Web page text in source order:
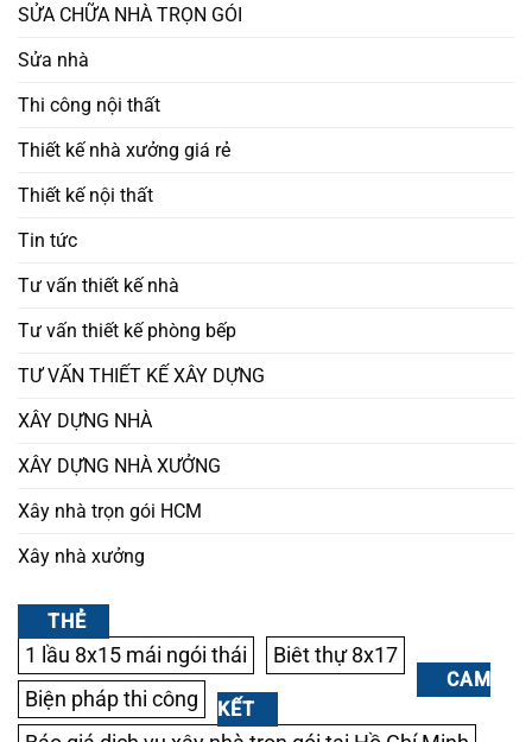
SỬA CHỮA NHÀ TRỌN GÓI
Sửa nhà
Thi công nội thất
Thiết kế nhà xưởng giá rẻ
Thiết kế nội thất
Tin tức
Tư vấn thiết kế nhà
Tư vấn thiết kế phòng bếp
TƯ VẤN THIẾT KẾ XÂY DỰNG
XÂY DỰNG NHÀ
XÂY DỰNG NHÀ XƯỞNG
Xây nhà trọn gói HCM
Xây nhà xưởng
THẺ
1 lầu 8x15 mái ngói thái
Biêt thự 8x17
Biện pháp thi công
CAM
KẾT